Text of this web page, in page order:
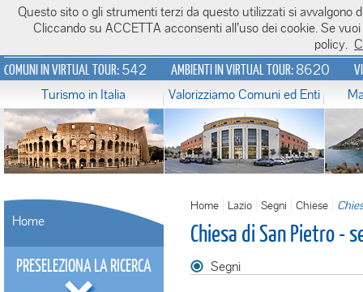
Italiavirtualtour.it
COMUNI IN VIRTUAL TOUR:542 AMBIENTI IN VIRTUAL TOUR:8620
Turismo in Italia Valorizziamo Comuni ed Enti
Home
PRESELEZIONA LA RICERCA
Home Lazio Segni Chiese
Chiesa di San Pietro -
Segni
Questo sito o gli strumenti terzi da questo utilizzati si
Cliccando su ACCETTA acconsenti all’uso dei cookie. Se
policy.